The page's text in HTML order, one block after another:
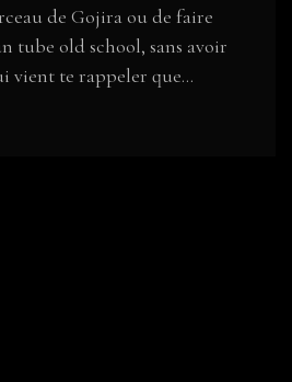
de Gojira ou de faire
tube old school, sans avoir
vient te rappeler que...